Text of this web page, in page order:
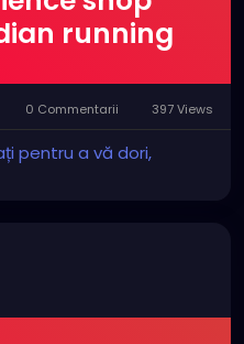
running
0 Commentarii 397 Views
pentru a vă dori,